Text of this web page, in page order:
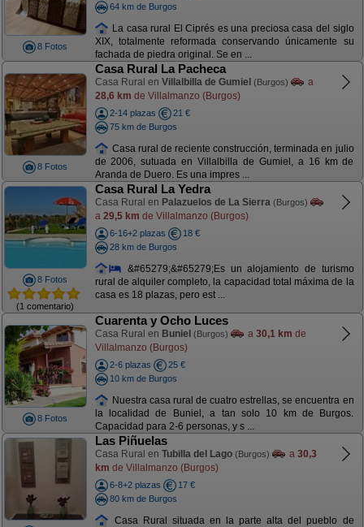
8 Fotos
64 km de Burgos
La casa rural El Ciprés es una preciosa casa del siglo
XIX, totalmente reformada conservando únicamente su
fachada de piedra original. Se en ...
8 Fotos
Casa Rural La Pacheca
Casa Rural en Villalbilla de Gumiel (Burgos)
a
28,6 km de Villalmanzo (Burgos)
2-14 plazas
21 €
75 km de Burgos
Casa rural de reciente construcción, terminada en julio
de 2006, sutuada en Villalbilla de Gumiel, a 16 km de
Aranda de Duero. Es una impres ...
8 Fotos
(1 comentario)
Casa Rural La Yedra
Casa Rural en Palazuelos de La Sierra (Burgos)
a 29,5 km de Villalmanzo (Burgos)
6-16+2 plazas
18 €
28 km de Burgos
&#65279;&#65279;Es un alojamiento de turismo
rural de alquiler completo, la capacidad total máxima de la
casa es 18 plazas, pero est ...
8 Fotos
Cuarenta y Ocho Luces
Casa Rural en Buniel (Burgos) a 30,1 km de
Villalmanzo (Burgos)
2-6 plazas
25 €
10 km de Burgos
Nuestra casa rural de cuatro estrellas, se encuentra en
la localidad de Buniel, a tan solo 10 km de Burgos.
Capacidad para 2-6 personas, y s ...
Las Piñuelas
Casa Rural en Tubilla del Lago (Burgos) a 30,3
km de Villalmanzo (Burgos)
6-8+2 plazas
17 €
80 km de Burgos
Casa Rural situada en la parte alta del pueblo de